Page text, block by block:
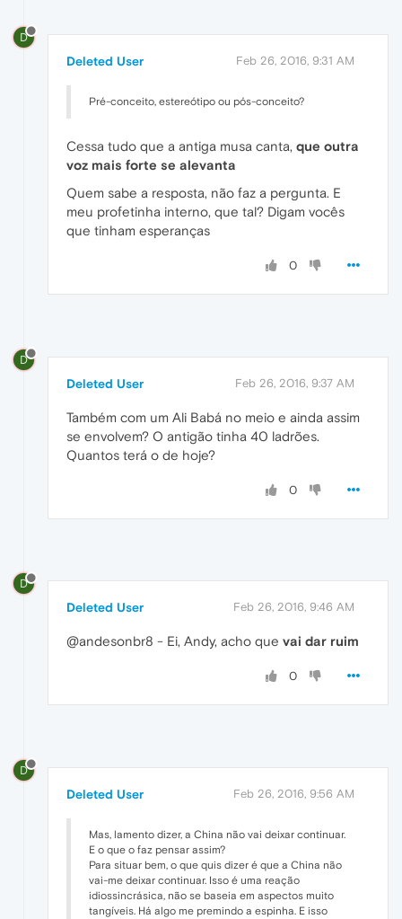
D
Deleted User Feb 26, 2016, 9:31 AM
Pré-conceito, estereótipo ou pós-conceito?
Cessa tudo que a antiga musa canta, que outra
voz mais forte se alevanta
Quem sabe a resposta, não faz a pergunta. E
meu profetinha interno, que tal? Digam vocês
que tinham esperanças
0
D
Deleted User Feb 26, 2016, 9:37 AM
Também com um Ali Babá no meio e ainda assim
se envolvem? O antigão tinha 40 ladrões.
Quantos terá o de hoje?
0
D
Deleted User Feb 26, 2016, 9:46 AM
@andesonbr8 - Ei, Andy, acho que vai dar ruim
0
D
Deleted User Feb 26, 2016, 9:56 AM
Mas, lamento dizer, a China não vai deixar continuar.
E o que o faz pensar assim?
Para situar bem, o que quis dizer é que a China não
vai-me deixar continuar. Isso é uma reação
idiossincrásica, não se baseia em aspectos muito
tangíveis. Há algo me premindo a espinha. E isso